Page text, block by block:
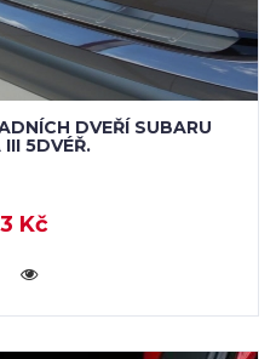
DVEŘÍ SUBARU
III 5DVÉŘ.
Kč